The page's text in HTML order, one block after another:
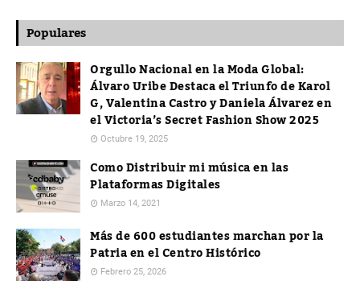
Populares
Orgullo Nacional en la Moda Global:
Álvaro Uribe Destaca el Triunfo de Karol
G, Valentina Castro y Daniela Álvarez en
el Victoria’s Secret Fashion Show 2025
Octubre 19, 2025
Como Distribuir mi música en las
Plataformas Digitales
Marzo 14, 2021
Más de 600 estudiantes marchan por la
Patria en el Centro Histórico
Febrero 25, 2026